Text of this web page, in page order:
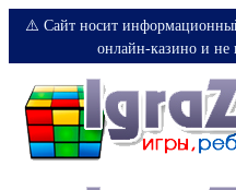
⚠️ Сайт носит
онлайн-казино и не